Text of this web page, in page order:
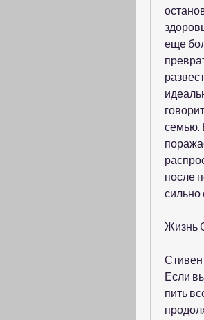
еще
семью.
после
сильно
Жизнь
Стивен
Если
пить